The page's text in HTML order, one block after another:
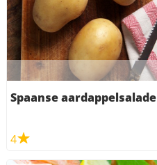
Spaanse aardappelsalade
4